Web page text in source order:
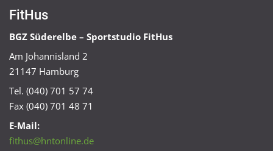
FitHus
BGZ Süderelbe – Sportstudio FitHus
Am Johannisland 2
21147 Hamburg
Tel. (040) 701 57 74
Fax (040) 701 48 71
E-Mail:
fithus@hntonline.de